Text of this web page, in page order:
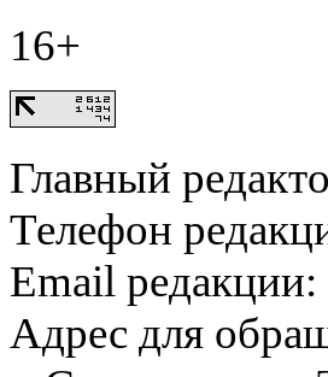
16+
Главный
Телефон
Email редакции:
Адрес для